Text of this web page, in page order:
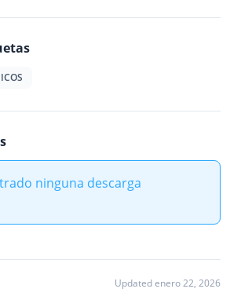
ninguna descarga
Updated enero 22, 2026